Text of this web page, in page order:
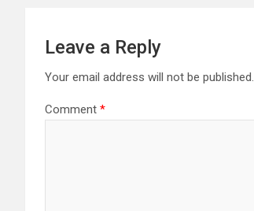
Leave a Reply
Your email address will not be published.
Comment *